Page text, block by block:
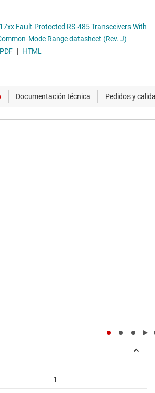
Fault-Protected RS-485 Transceivers With
Mode Range datasheet (Rev. J)
PDF | HTML
1